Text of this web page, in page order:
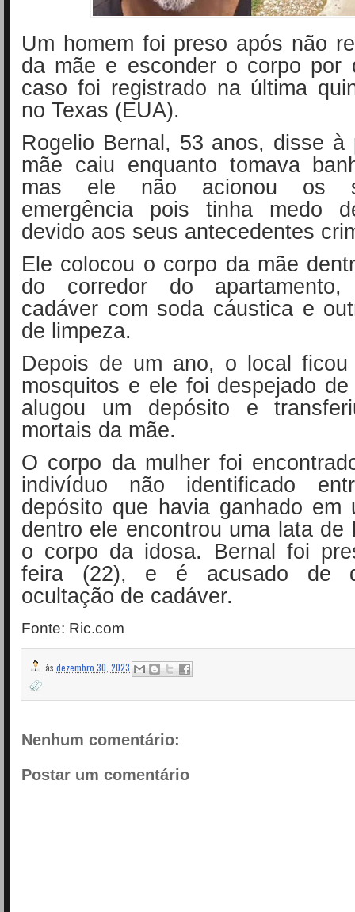
Um homem foi preso após não
da mãe e esconder o corpo por
caso foi registrado na última
no Texas (EUA).
Rogelio Bernal, 53 anos, disse à
mãe caiu enquanto tomava
mas ele não acionou os
emergência pois tinha medo
devido aos seus antecedentes
Ele colocou o corpo da mãe
do corredor do
cadáver com soda cáustica e
de limpeza.
Depois de um ano, o local ficou
mosquitos e ele foi despejado
alugou um depósito e
mortais da mãe.
O corpo da mulher foi
indivíduo não identificado
depósito que havia ganhado em
dentro ele encontrou uma lata de
o corpo da idosa. Bernal foi
feira (22), e é acusado de
ocultação de cadáver.
Fonte: Ric.com
às dezembro 30, 2023
Nenhum comentário:
Postar um comentário